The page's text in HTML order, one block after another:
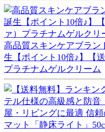
高品質スキンケアブラン
生【ポイント10倍♪】【
プラチナムゲルクリーム